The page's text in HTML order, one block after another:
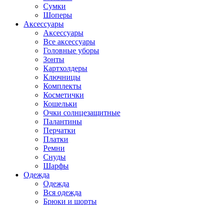
Сумки
Шоперы
Аксессуары
Аксессуары
Все аксессуары
Головные уборы
Зонты
Картхолдеры
Ключницы
Комплекты
Косметички
Кошельки
Очки солнцезащитные
Палантины
Перчатки
Платки
Ремни
Снуды
Шарфы
Одежда
Одежда
Вся одежда
Брюки и шорты